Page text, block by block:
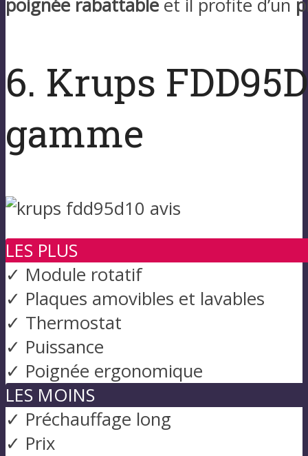
poignée rabattable et il profite d’un
6. Krups
gamme
LES PLUS
✓ Module rotatif
✓ Plaques amovibles et lavables
✓ Thermostat
✓ Puissance
✓ Poignée ergonomique
LES MOINS
✓ Préchauffage long
✓ Prix